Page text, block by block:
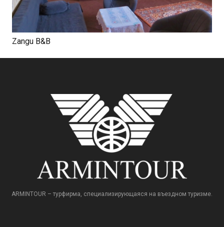
Zangu B&B
ARMINTOUR – турфирма, специализирующаяся на въездном туризме.